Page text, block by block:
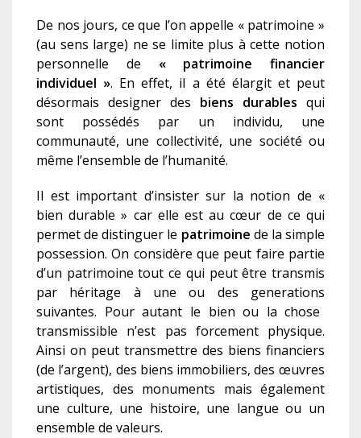
De nos jours, ce que l’on appelle « patrimoine »
(au sens large) ne se limite plus à cette notion
personnelle de « patrimoine financier
individuel ». En effet, il a été élargit et peut
désormais designer des biens durables qui
sont possédés par un individu, une
communauté, une collectivité, une société ou
même l’ensemble de l’humanité.
Il est important d’insister sur la notion de «
bien durable » car elle est au cœur de ce qui
permet de distinguer le patrimoine de la simple
possession. On considère que peut faire partie
d’un patrimoine tout ce qui peut être transmis
par héritage à une ou des generations
suivantes. Pour autant le bien ou la chose
transmissible n’est pas forcement physique.
Ainsi on peut transmettre des biens financiers
(de l’argent), des biens immobiliers, des œuvres
artistiques, des monuments mais également
une culture, une histoire, une langue ou un
ensemble de valeurs.